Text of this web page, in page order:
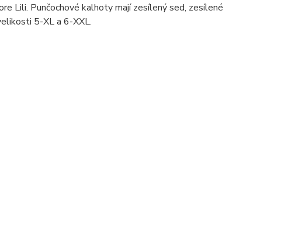
Lili. Punčochové kalhoty mají zesílený sed, zesílené
5-XL a 6-XXL.